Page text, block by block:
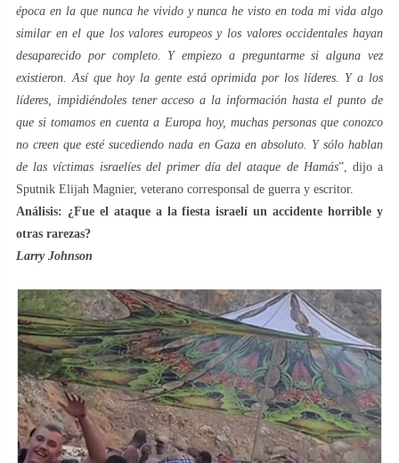
época en la que nunca he vivido y nunca he visto en toda mi vida algo
similar en el que los valores europeos y los valores occidentales hayan
desaparecido por completo. Y empiezo a preguntarme si alguna vez
existieron. Así que hoy la gente está oprimida por los líderes. Y a los
líderes, impidiéndoles tener acceso a la información hasta el punto de
que si tomamos en cuenta a Europa hoy, muchas personas que conozco
no creen que esté sucediendo nada en Gaza en absoluto. Y sólo hablan
de las víctimas israelíes del primer día del ataque de Hamás”, dijo a
Sputnik Elijah Magnier, veterano corresponsal de guerra y escritor.
Análisis: ¿Fue el ataque a la fiesta israelí un accidente horrible y
otras rarezas?
Larry Johnson